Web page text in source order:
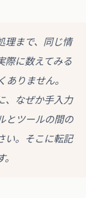
理まで、同じ情
際に数えてみる
りません。
、なぜか手入力
とツールの間の
い。そこに転記